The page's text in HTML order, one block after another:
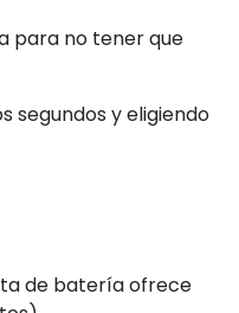
para no tener que
segundos y eligiendo
de batería ofrece